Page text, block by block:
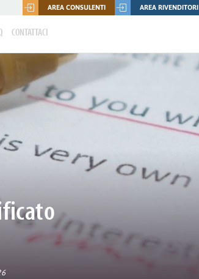
AREA CONSULENTI AREA RIVENDITORI
CONTATTACI